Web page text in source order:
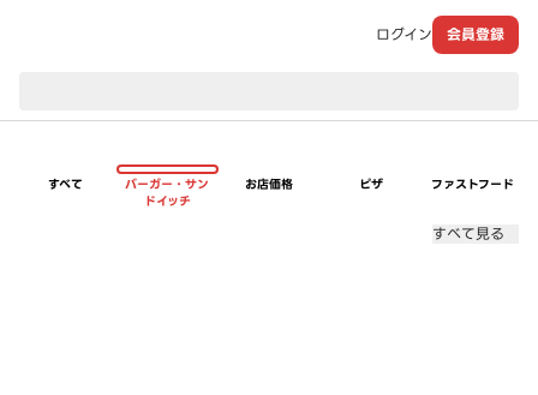
ログイン 会員登録
すべて
バーガー・サン
ドイッチ
お店価格 ピザ ファストフード
すべて見る